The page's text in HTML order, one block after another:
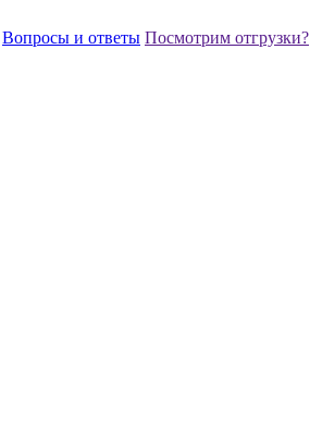
Вопросы и ответы Посмотрим отгрузки?